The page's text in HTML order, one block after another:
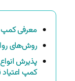
معرفی کمپ
روش‌های
پذیرش
کمپ اعتیاد